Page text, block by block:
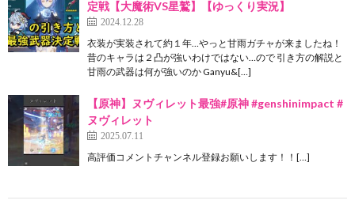
定戦【大魔術VS星鷲】【ゆっくり実況】
2024.12.28
衣装が実装されて約１年…やっと甘雨ガチャが来ましたね！
昔のキャラは２凸が強いわけではない…ので 引き方の解説と
甘雨の武器は何が強いのか Ganyu&[…]
【原神】ヌヴィレット最強#原神 #genshinimpact #
ヌヴィレット
2025.07.11
高評価コメントチャンネル登録お願いします！！[…]